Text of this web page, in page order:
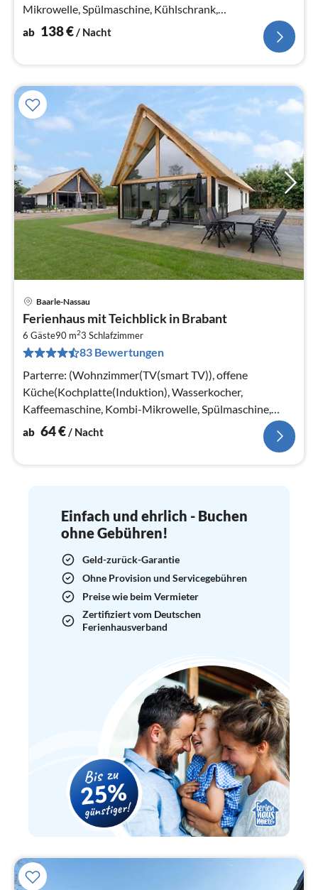
Mikrowelle, Spülmaschine, Kühlschrank,
Tiefkühlschrank, )
ab 138€/ Nacht
Baarle-Nassau
Ferienhaus mit Teichblick in Brabant
6 Gäste90 m23 Schlafzimmer
83 Bewertungen
Parterre: (Wohnzimmer(TV(smart TV)), offene
Küche(Kochplatte(Induktion), Wasserkocher,
Kaffeemaschine, Kombi-Mikrowelle, Spülmaschine,
Kühlschrank(+ Gefrierfach))
ab 64€/ Nacht
Einfach und ehrlich - Buchen
ohne Gebühren!
Geld-zurück-Garantie
Ohne Provision und Servicegebühren
Preise wie beim Vermieter
Zertifiziert vom Deutschen
Ferienhausverband